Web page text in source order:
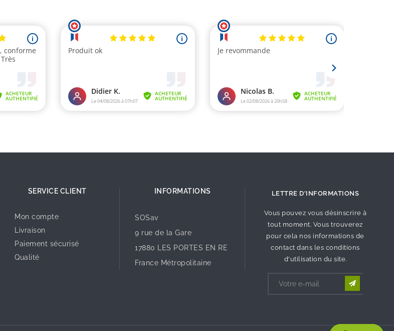
SERVICE CLIENT
Mon compte
Livraison
Paiement sécurisé
Qualité
INFORMATIONS
SOSav
9 rue de la Gare
17880 LES PORTES EN RE
France Métropolitaine
LETTRE D'INFORMATIONS
Vous pouvez vous désinscrire à
tout moment. Vous trouverez
pour cela nos informations de
contact dans les conditions
d'utilisation du site.